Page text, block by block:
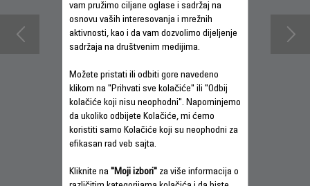
INFORMACIJE O
GARANCIJI
PREUZMITE
BEZBEDNOSNA
UPUTSTVA
PREUZMITE
vam pružimo ciljane oglase i sadržaj na
osnovu vaših interesovanja i mrežnih
aktivnosti, kao i da vam dozvolimo dijeljenje
sadržaja na društvenim medijima.
Možete pristati ili odbiti gore navedeno
klikom na "Prihvati sve kolačiće" ili "Odbij
kolačiće koji nisu neophodni". Napominjemo
da ukoliko odbijete Kolačiće, mi ćemo
koristiti samo Kolačiće koji su neophodni za
efikasan rad veb sajta.
Kliknite na "Moji izbori"za više informacija o